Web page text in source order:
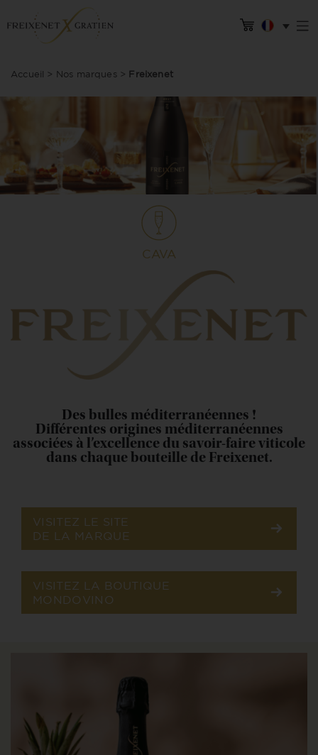
Accueil > Nos marques > Freixenet
CAVA
Des bulles méditerranéennes !
Différentes origines méditerranéennes
associées à l’excellence du savoir-faire viticole
dans chaque bouteille de Freixenet.
VISITEZ LE SITE
DE LA MARQUE
VISITEZ LA BOUTIQUE
MONDOVINO